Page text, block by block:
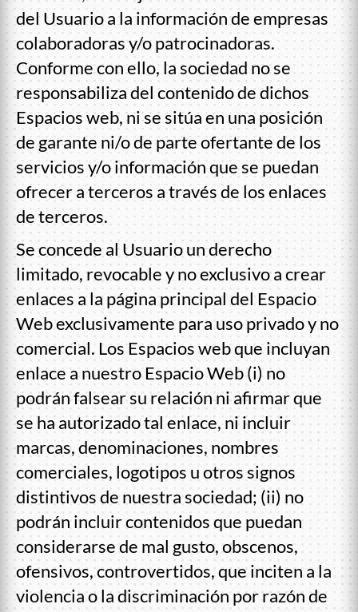
del Usuario a la información de empresas
colaboradoras y/o patrocinadoras.
Conforme con ello, la sociedad no se
responsabiliza del contenido de dichos
Espacios web, ni se sitúa en una posición
de garante ni/o de parte ofertante de los
servicios y/o información que se puedan
ofrecer a terceros a través de los enlaces
de terceros.
Se concede al Usuario un derecho
limitado, revocable y no exclusivo a crear
enlaces a la página principal del Espacio
Web exclusivamente para uso privado y no
comercial. Los Espacios web que incluyan
enlace a nuestro Espacio Web (i) no
podrán falsear su relación ni afirmar que
se ha autorizado tal enlace, ni incluir
marcas, denominaciones, nombres
comerciales, logotipos u otros signos
distintivos de nuestra sociedad; (ii) no
podrán incluir contenidos que puedan
considerarse de mal gusto, obscenos,
ofensivos, controvertidos, que inciten a la
violencia o la discriminación por razón de